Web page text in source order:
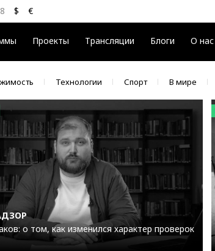
Проекты Трансляции Блоги О нас
$ €
80.93 €93.19
Технологии Спорт В мире
о том, как изменился характер проверок